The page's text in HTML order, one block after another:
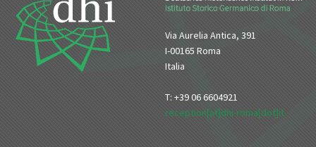
Via Aurelia Antica, 391
I-00165 Roma
Italia
T: +39 06 6604921
reception[at]dhi-roma[dot]it